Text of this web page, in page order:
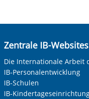
Pflichtfelder.
Anrede*
Keine Angabe
Frau
Herr
Zentrale IB-
Die Internationale Arbeit
IB-Personalentwicklung
IB-Schulen
IB-